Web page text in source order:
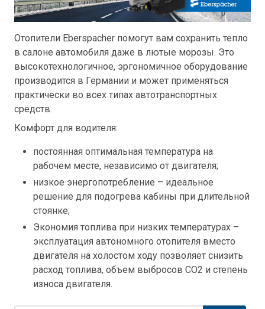
Отопители Eberspacher помогут вам сохранить тепло
в салоне автомобиля даже в лютые морозы. Это
высокотехнологичное, эргономичное оборудование
производится в Германии и может применяться
практически во всех типах автотранспортных
средств.
Комфорт для водителя:
постоянная оптимальная температура на
рабочем месте, независимо от двигателя;
низкое энергопотребление – идеальное
решение для подогрева кабины при длительной
стоянке;
Экономия топлива при низких температурах –
эксплуатация автономного отопителя вместо
двигателя на холостом ходу позволяет снизить
расход топлива, объем выбросов CO2 и степень
износа двигателя.